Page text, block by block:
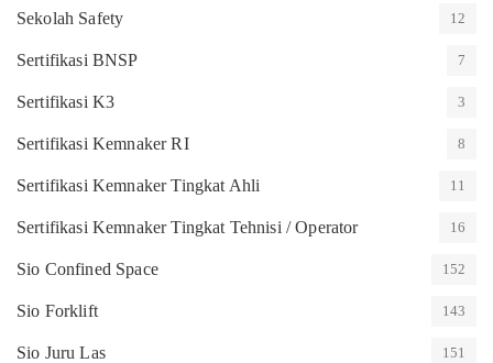
Sekolah Safety 12
Sertifikasi BNSP 7
Sertifikasi K3 3
Sertifikasi Kemnaker RI 8
Sertifikasi Kemnaker Tingkat Ahli 11
Sertifikasi Kemnaker Tingkat Tehnisi / Operator 16
Sio Confined Space 152
Sio Forklift 143
Sio Juru Las 151